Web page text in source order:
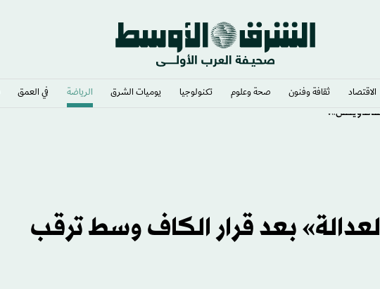
الاقتصاد ثقافة وفنون صحة وعلوم تكنولوجيا يوميات الشرق​ الرياضة في العمق
بعد قرار الكاف وسط ترقب